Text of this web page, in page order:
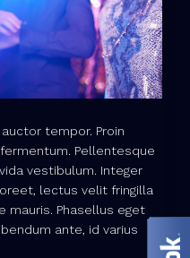
tempor. Proin
Pellentesque
vestibulum. Integer
lectus velit fringilla
mauris. Phasellus eget
ante, id varius